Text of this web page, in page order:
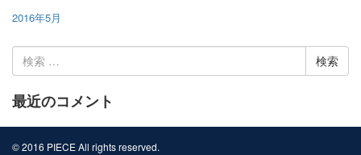
2016年5月
索:
最近のコメント
© 2016 PIECE All rights reserved.